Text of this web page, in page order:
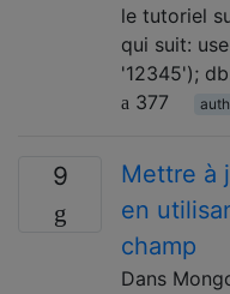
le tutoriel
qui suit:
'12345');
377
9
Mettre à
en
champ
Dans